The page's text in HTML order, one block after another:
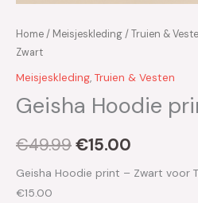
Home/ Meisjeskleding/Truien &
Zwart
Meisjeskleding Truien & Vesten
Geisha Hoodie
€49.99€15.00
Geisha Hoodie print – Zwart voor
€15.00